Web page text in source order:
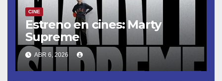
CINE
Estreno en cines: Marty
Supreme
ABR 6, 2026